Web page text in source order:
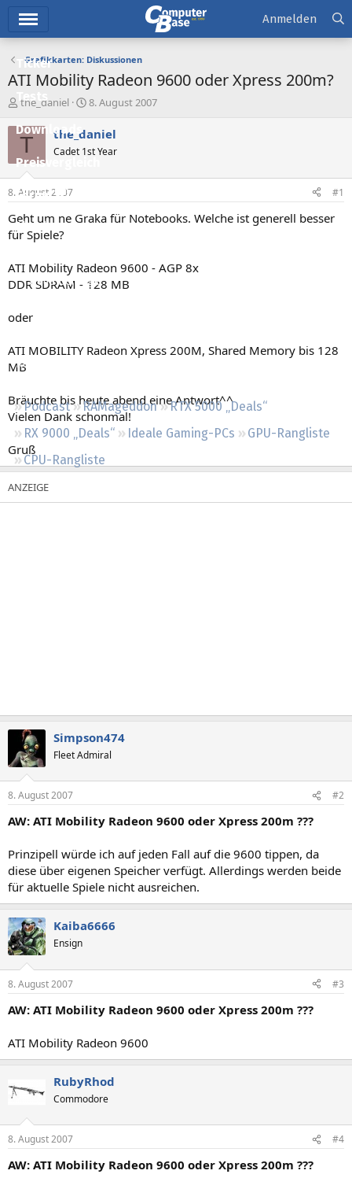
Ticker
Tests
Downloads
Preisvergleich
Forum
Aktuelles
Neue Beiträge
Regeln
Podcast RAMageddon
RTX 5000 „Deals“
RX 9000 „Deals“
Ideale Gaming-PCs
GPU-Rangliste
CPU-Rangliste
Anmelden
Grafikkarten: Diskussionen
ATI Mobility Radeon 9600 oder Xpress 200m?
E
s
e
l
e
r
the_daniel
E
s
e
t
a
8. August 2007
T the_daniel
Cadet 1st Year
8. August 2007 #1
Geht um ne Graka für Notebooks. Welche ist generell besser
für Spiele?
ATI Mobility Radeon 9600 - AGP 8x
DDR SDRAM - 128 MB
oder
ATI MOBILITY Radeon Xpress 200M, Shared Memory bis 128
MB
Bräuchte bis heute abend eine Antwort^^
Vielen Dank schonmal!
Gruß
Simpson474
Fleet Admiral
8. August 2007 #2
AW: ATI Mobility Radeon 9600 oder Xpress 200m ???
Prinzipell würde ich auf jeden Fall auf die 9600 tippen, da
diese über eigenen Speicher verfügt. Allerdings werden beide
für aktuelle Spiele nicht ausreichen.
Kaiba6666
Ensign
8. August 2007 #3
AW: ATI Mobility Radeon 9600 oder Xpress 200m ???
ATI Mobility Radeon 9600
RubyRhod
Commodore
8. August 2007 #4
AW: ATI Mobility Radeon 9600 oder Xpress 200m ???